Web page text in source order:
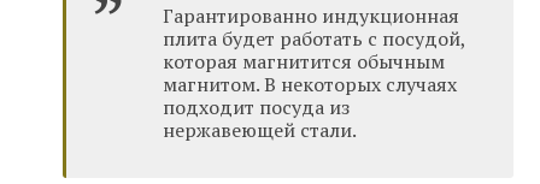
Гарантированно индукционная
плита будет работать с посудой,
которая магнитится обычным
магнитом. В некоторых случаях
подходит посуда из
нержавеющей стали.